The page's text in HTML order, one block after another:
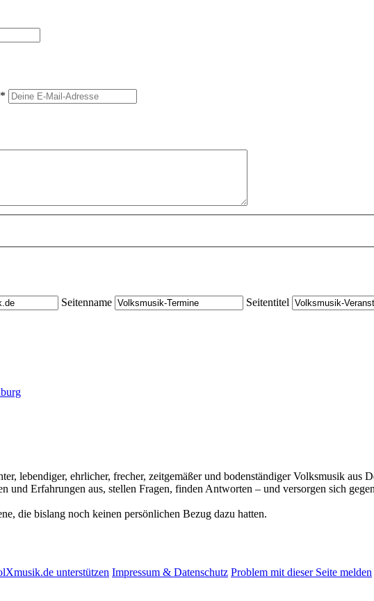
*
Seitenname Seitentitel
lebendiger, ehrlicher, frecher, zeitgemäßer und bodenständiger Volksmusik aus
und Erfahrungen aus, stellen Fragen, finden Antworten – und versorgen sich
die bislang noch keinen persönlichen Bezug dazu hatten.
unterstützen Impressum & Datenschutz Problem mit dieser Seite melden